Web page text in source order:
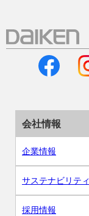
会社情報
企業情報
サステナビリティ
採用情報